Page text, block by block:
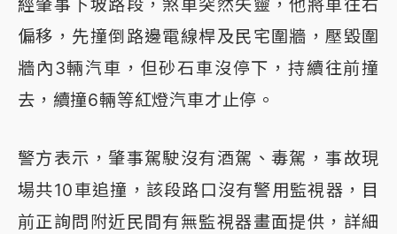
經肇事下坡路段，煞車突然失靈，他將車往右
偏移，先撞倒路邊電線桿及民宅圍牆，壓毀圍
牆內3輛汽車，但砂石車沒停下，持續往前撞
去，續撞6輛等紅燈汽車才止停。
警方表示，肇事駕駛沒有酒駕、毒駕，事故現
場共10車追撞，該段路口沒有警用監視器，目
前正詢問附近民間有無監視器畫面提供，詳細